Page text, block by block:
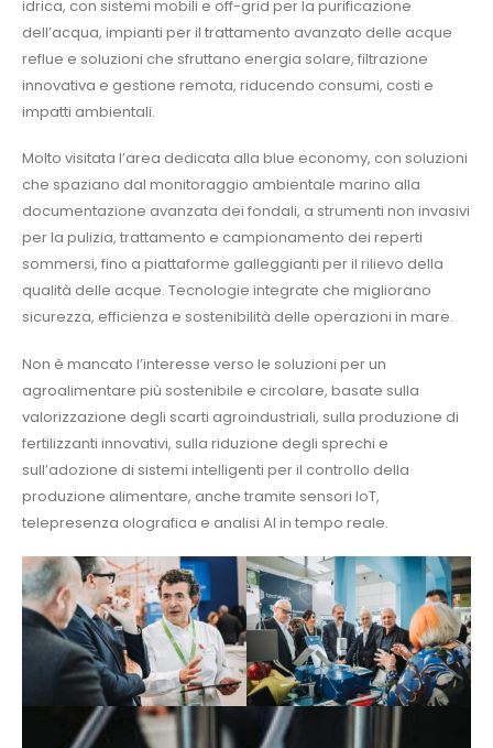
idrica, con sistemi mobili e off-grid per la purificazione
dell’acqua, impianti per il trattamento avanzato delle acque
reflue e soluzioni che sfruttano energia solare, filtrazione
innovativa e gestione remota, riducendo consumi, costi e
impatti ambientali.
Molto visitata l’area dedicata alla blue economy, con soluzioni
che spaziano dal monitoraggio ambientale marino alla
documentazione avanzata dei fondali, a strumenti non invasivi
per la pulizia, trattamento e campionamento dei reperti
sommersi, fino a piattaforme galleggianti per il rilievo della
qualità delle acque. Tecnologie integrate che migliorano
sicurezza, efficienza e sostenibilità delle operazioni in mare.
Non è mancato l’interesse verso le soluzioni per un
agroalimentare più sostenibile e circolare, basate sulla
valorizzazione degli scarti agroindustriali, sulla produzione di
fertilizzanti innovativi, sulla riduzione degli sprechi e
sull’adozione di sistemi intelligenti per il controllo della
produzione alimentare, anche tramite sensori IoT,
telepresenza olografica e analisi AI in tempo reale.